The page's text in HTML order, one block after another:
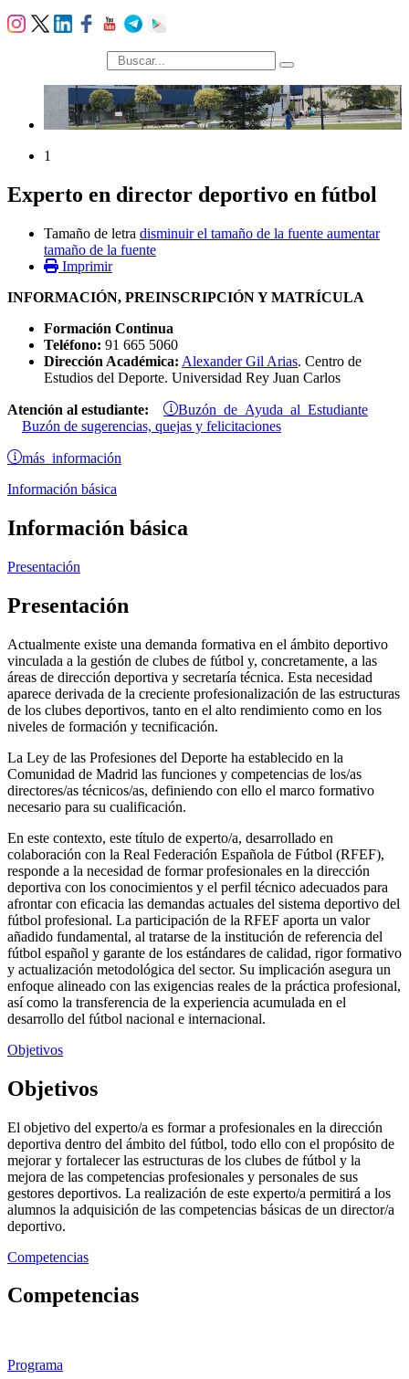
búsqueda
1
Experto en director deportivo en fútbol
Tamaño de letra disminuir el tamaño de la fuente aumentar
tamaño de la fuente
Imprimir
INFORMACIÓN, PREINSCRIPCIÓN Y MATRÍCULA
Formación Continua
Teléfono: 91 665 5060
Dirección Académica: Alexander Gil Arias. Centro de
Estudios del Deporte. Universidad Rey Juan Carlos
Atención al estudiante: Buzón de Ayuda al Estudiante
Buzón de sugerencias, quejas y felicitaciones
más información
Información básica
Información básica
Presentación
Presentación
Actualmente existe una demanda formativa en el ámbito deportivo
vinculada a la gestión de clubes de fútbol y, concretamente, a las
áreas de dirección deportiva y secretaría técnica. Esta necesidad
aparece derivada de la creciente profesionalización de las estructuras
de los clubes deportivos, tanto en el alto rendimiento como en los
niveles de formación y tecnificación.
La Ley de las Profesiones del Deporte ha establecido en la
Comunidad de Madrid las funciones y competencias de los/as
directores/as técnicos/as, definiendo con ello el marco formativo
necesario para su cualificación.
En este contexto, este título de experto/a, desarrollado en
colaboración con la Real Federación Española de Fútbol (RFEF),
responde a la necesidad de formar profesionales en la dirección
deportiva con los conocimientos y el perfil técnico adecuados para
afrontar con eficacia las demandas actuales del sistema deportivo del
fútbol profesional. La participación de la RFEF aporta un valor
añadido fundamental, al tratarse de la institución de referencia del
fútbol español y garante de los estándares de calidad, rigor formativo
y actualización metodológica del sector. Su implicación asegura un
enfoque alineado con las exigencias reales de la práctica profesional,
así como la transferencia de la experiencia acumulada en el
desarrollo del fútbol nacional e internacional.
Objetivos
Objetivos
El objetivo del experto/a es formar a profesionales en la dirección
deportiva dentro del ámbito del fútbol, todo ello con el propósito de
mejorar y fortalecer las estructuras de los clubes de fútbol y la
mejora de las competencias profesionales y personales de sus
gestores deportivos. La realización de este experto/a permitirá a los
alumnos la adquisición de las competencias básicas de un director/a
deportivo.
Competencias
Competencias
Programa